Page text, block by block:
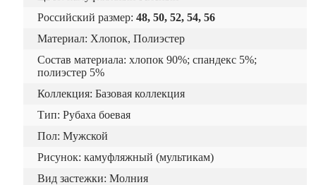
Российский размер: 48, 50, 52, 54, 56
Материал: Хлопок, Полиэстер
Состав материала: хлопок 90%; спандекс 5%;
полиэстер 5%
Коллекция: Базовая коллекция
Тип: Рубаха боевая
Пол: Мужской
Рисунок: камуфляжный (мультикам)
Вид застежки: Молния